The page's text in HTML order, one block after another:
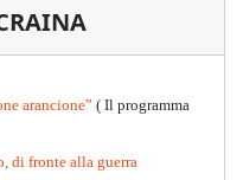
arancione” ( Il programma
di fronte alla guerra